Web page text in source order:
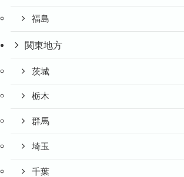
福島
関東地方
茨城
栃木
群馬
埼玉
千葉